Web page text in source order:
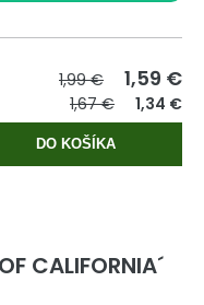
1,99 € 1,59 €
1,67 € 1,34 €
DO KOŠÍKA
CALIFORNIA´